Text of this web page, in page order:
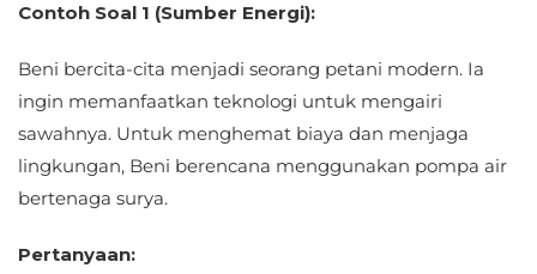
Contoh Soal 1 (Sumber Energi):
Beni bercita-cita menjadi seorang petani modern. Ia
ingin memanfaatkan teknologi untuk mengairi
sawahnya. Untuk menghemat biaya dan menjaga
lingkungan, Beni berencana menggunakan pompa air
bertenaga surya.
Pertanyaan: